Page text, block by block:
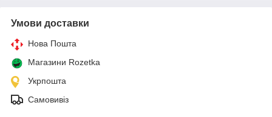
Умови доставки
Нова Пошта
Магазини Rozetka
Укрпошта
Самовивіз